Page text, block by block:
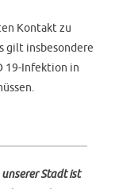
Kontakt zu
gilt insbesondere
19-Infektion in
Stadt ist